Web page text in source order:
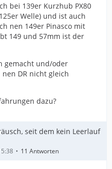
bei 139er Kurzhub PX80
Welle) und ist auch
nen 149er Pinasco mit
149 und 57mm ist der
gemacht und/oder
DR nicht gleich
dazu?
seit dem kein Leerlauf
11 Antworten